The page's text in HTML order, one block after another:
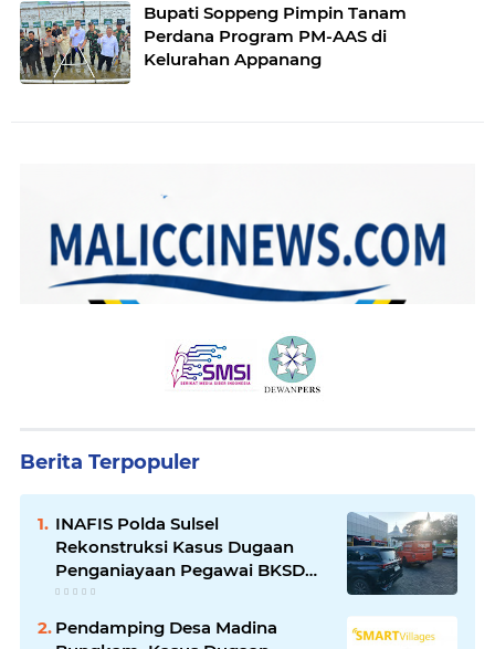
Bupati Soppeng Pimpin Tanam
Perdana Program PM-AAS di
Kelurahan Appanang
Berita Terpopuler
INAFIS Polda Sulsel
Rekonstruksi Kasus Dugaan
Penganiayaan Pegawai BKSDM
Soppeng
Pendamping Desa Madina